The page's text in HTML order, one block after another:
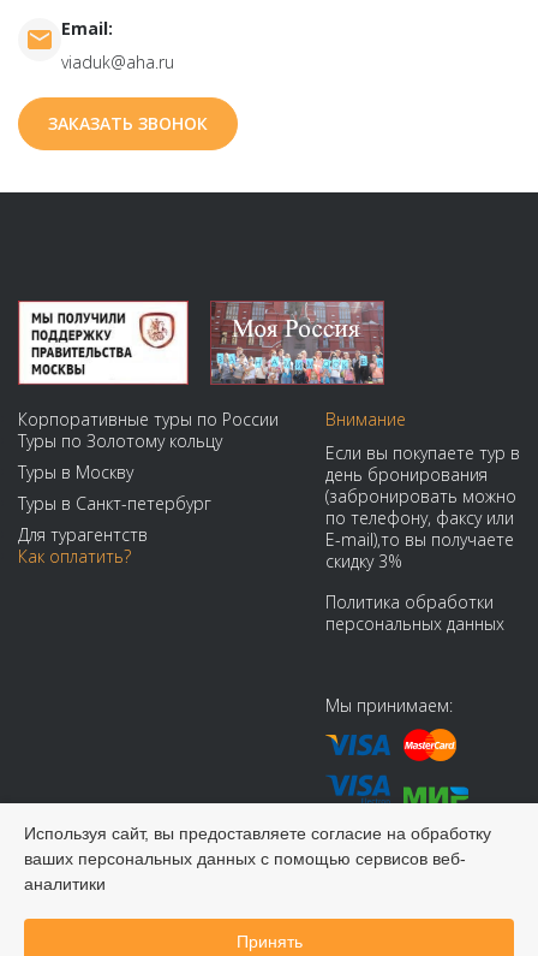
Email:
viaduk@aha.ru
ЗАКАЗАТЬ ЗВОНОК
Корпоративные туры по России
Туры по Золотому кольцу
Туры в Москву
Туры в Санкт-петербург
Для турагентств
Как оплатить?
Внимание
Если вы покупаете тур в
день бронирования
(забронировать можно
по телефону, факсу или
E-mail),то вы получаете
скидку 3%
Политика обработки
персональных данных
Мы принимаем:
© 2008-2026 Виадук Тур - Туры по России и СНГ
Используя сайт, вы предоставляете согласие на обработку
ваших персональных данных с помощью сервисов веб-
аналитики
Принять